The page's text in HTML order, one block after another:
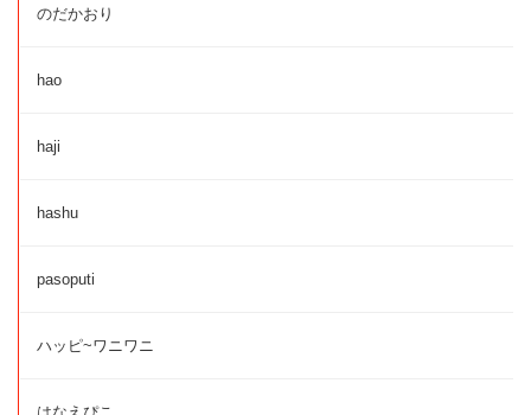
のだかおり
hao
haji
hashu
pasoputi
ハッピ~ワニワニ